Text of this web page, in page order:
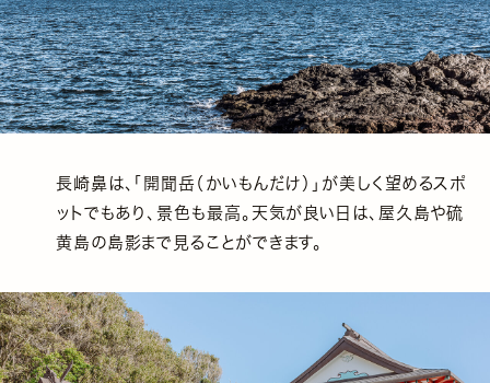
長崎鼻は、「開聞岳（かいもんだけ）」が美しく望めるスポ
ットでもあり、景色も最高。天気が良い日は、屋久島や硫
黄島の島影まで見ることができます。